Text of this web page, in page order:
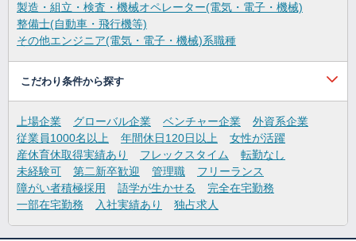
製造・組立・検査・機械オペレーター(電気・電子・機械)
整備士(自動車・飛行機等)
その他エンジニア(電気・電子・機械)系職種
こだわり条件から探す
上場企業 グローバル企業 ベンチャー企業
外資系企業
従業員1000名以上
年間休日120日以上
女性が活躍
産休育休取得実績あり
フレックスタイム
転勤なし
未経験可
第二新卒歓迎 管理職
フリーランス
障がい者積極採用
語学が生かせる
完全在宅勤務
一部在宅勤務
入社実績あり 独占求人